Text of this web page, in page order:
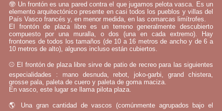
🤓 Un frontón es una pared contra el que jugamos pelota vasca. Es un
elemento arquitectónico presente en casi todos los pueblos y villas del
País Vasco francés y, en menor medida, en las comarcas limítrofes.
El frontón de plaza libre es un terreno generalmente descubierto
compuesto por una muralla, o dos (una en cada extremo). Hay
frontones de todos los tamaños (de 10 a 16 metros de ancho y de 6 a
10 metros de alto), algunos incluso están cubiertos.
⚾ El frontón de plaza libre sirve de patio de recreo para las siguientes
especialidades : mano desnuda, rebot, joko-garbi, grand chistera,
grosse pala, paleta de cuero y paleta de goma maciza.
En vasco, este lugar se llama pilota plaza.
🌎 Una gran cantidad de vascos (comúnmente agrupados bajo el